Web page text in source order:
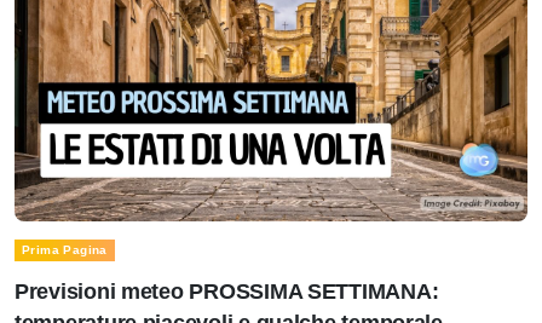
Prima Pagina
Previsioni meteo PROSSIMA SETTIMANA: